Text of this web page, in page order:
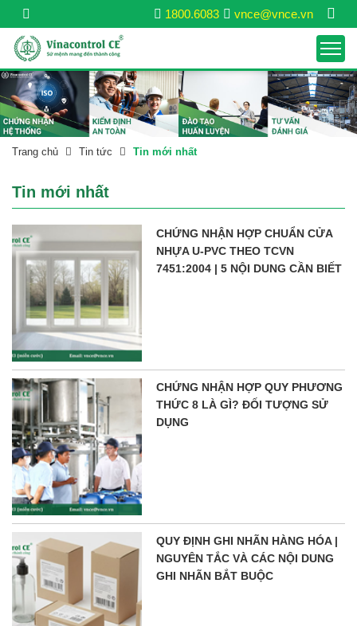
vnce@vnce.vn
1800.6083
Trang chủ Tin tức Tin mới nhất
Tin mới nhất
CHỨNG NHẬN HỢP CHUẨN CỬA
NHỰA U-PVC THEO TCVN
7451:2004 | 5 NỘI DUNG CẦN BIẾT
CHỨNG NHẬN HỢP QUY PHƯƠNG
THỨC 8 LÀ GÌ? ĐỐI TƯỢNG SỬ
DỤNG
QUY ĐỊNH GHI NHÃN HÀNG HÓA |
NGUYÊN TẮC VÀ CÁC NỘI DUNG
GHI NHÃN BẮT BUỘC